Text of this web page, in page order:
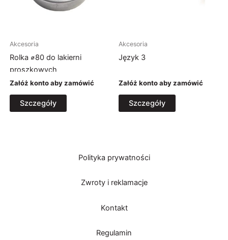
Akcesoria
Rolka ⌀80 do lakierni
proszkowych
Załóż konto aby zamówić
Szczegóły
Akcesoria
Język 3
Załóż konto aby zamówić
Szczegóły
Polityka prywatności
Zwroty i reklamacje
Kontakt
Regulamin